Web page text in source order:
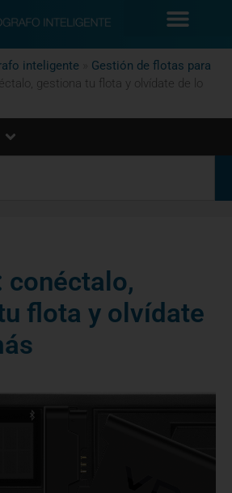
inteligente
Gestión de flotas para
gestiona tu flota y olvídate de lo
conéctalo,
flota y olvídate